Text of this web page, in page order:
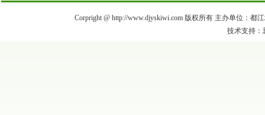
Corpright @ http://www.djyskiwi.com 版权所有 主办单位：都
技术支持：